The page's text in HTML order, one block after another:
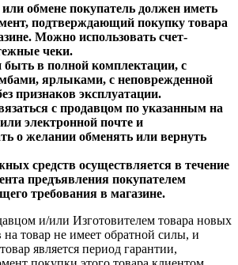
обмене покупатель должен иметь
подтверждающий покупку товара
Можно использовать счет-
чеки.
быть в полной комплектации, с
ярлыками, с неповрежденной
признаков эксплуатации.
с продавцом по указанным на
электронной почте и
о желании обменять или вернуть
средств осуществляется в течение
предъявления покупателем
требования в магазине.
и/или Изготовителем товара новых
товар не имеет обратной силы, и
является период гарантии,